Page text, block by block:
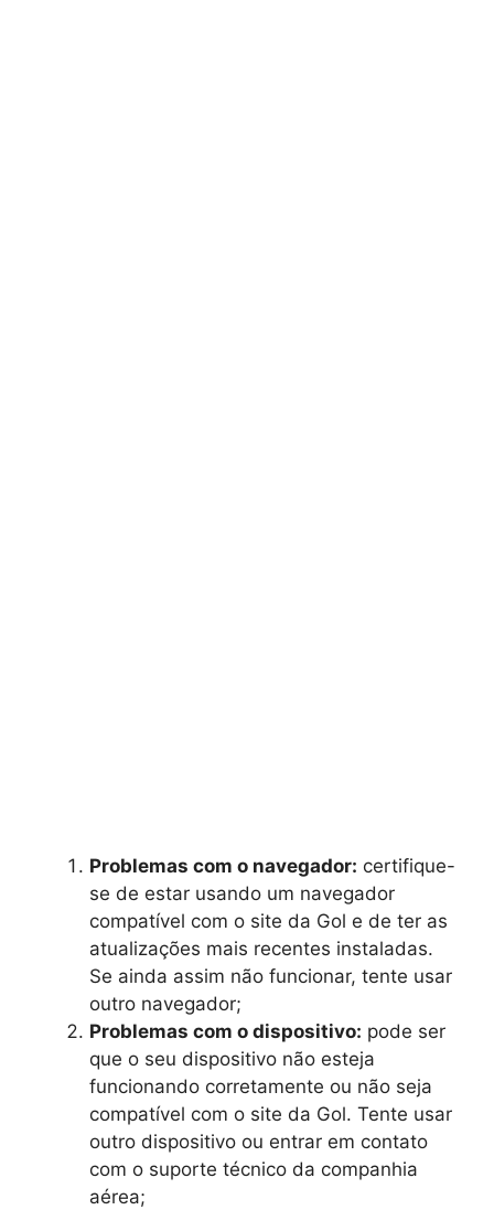
Problemas com o navegador: certifique-
se de estar usando um navegador
compatível com o site da Gol e de ter as
atualizações mais recentes instaladas.
Se ainda assim não funcionar, tente usar
outro navegador;
Problemas com o dispositivo: pode ser
que o seu dispositivo não esteja
funcionando corretamente ou não seja
compatível com o site da Gol. Tente usar
outro dispositivo ou entrar em contato
com o suporte técnico da companhia
aérea;